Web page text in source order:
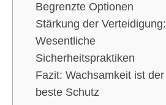
Begrenzte Optionen
Stärkung der Verteidigung:
Wesentliche
Sicherheitspraktiken
Fazit: Wachsamkeit ist der
beste Schutz